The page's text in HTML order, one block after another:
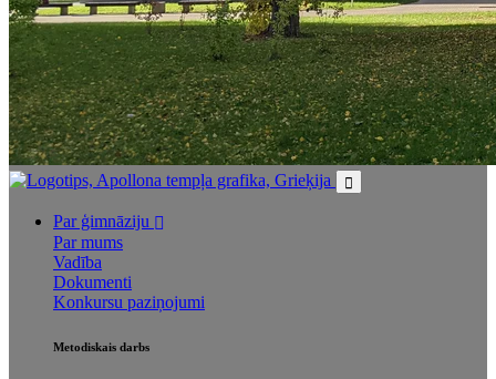
Par ģimnāziju
Par mums
Vadība
Dokumenti
Konkursu paziņojumi
Metodiskais darbs